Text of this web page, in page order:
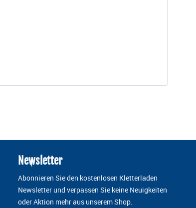
black Customisable Marked with individual serial
am Markt die Standards EN 353-2, EN 12841-A, RfU
werden aus hochwertigstem Aluminium gefertigt
Newsletter
Abonnieren Sie den kostenlosen Kletterladen
Newsletter und verpassen Sie keine Neuigkeiten
oder Aktion mehr aus unserem Shop.